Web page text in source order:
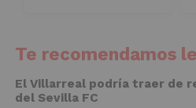
Te recomendamos
El Villarreal podría traer de
del Sevilla FC